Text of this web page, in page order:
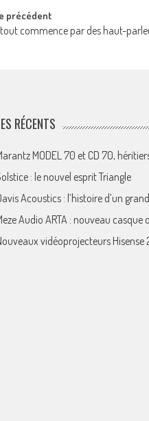
précédent
tout commence par des haut-
RÉCENTS
MODEL 70 et CD 70,
: le nouvel esprit Triangle
Acoustics : l’histoire d’un
Audio ARTA : nouveau
vidéoprojecteurs Hisense